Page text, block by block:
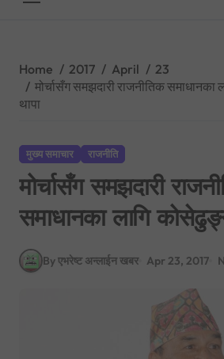
Home 2017 April
23
मोर्चासँग समझदारी राजनीतिक समाधानका
थापा
मुख्य समाचार राजनीति
मोर्चासँग समझदारी
समाधानका लागि
By एभरेष्ट अन्लाईन खबर Apr 23, 2017